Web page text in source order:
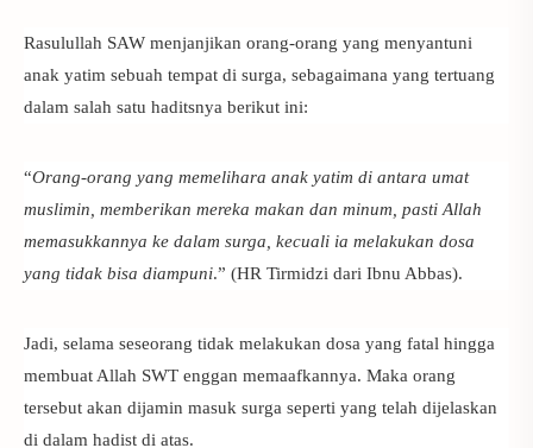
Rasulullah SAW menjanjikan orang-orang yang menyantuni
anak yatim sebuah tempat di surga, sebagaimana yang tertuang
dalam salah satu haditsnya berikut ini:
“Orang-orang yang memelihara anak yatim di antara umat
muslimin, memberikan mereka makan dan minum, pasti Allah
memasukkannya ke dalam surga, kecuali ia melakukan dosa
yang tidak bisa diampuni.” (HR Tirmidzi dari Ibnu Abbas).
Jadi, selama seseorang tidak melakukan dosa yang fatal hingga
membuat Allah SWT enggan memaafkannya. Maka orang
tersebut akan dijamin masuk surga seperti yang telah dijelaskan
di dalam hadist di atas.